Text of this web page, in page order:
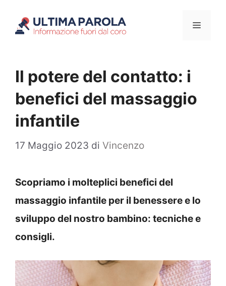
Menu
Il potere del contatto: i
benefici del massaggio
infantile
17 Maggio 2023 di Vincenzo
Scopriamo i molteplici benefici del
massaggio infantile per il benessere e lo
sviluppo del nostro bambino: tecniche e
consigli.